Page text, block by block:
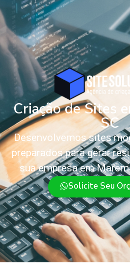
Criação de Sites
SC
Desenvolvemos sites
preparados para gerar
sua empresa em
Solicite Seu